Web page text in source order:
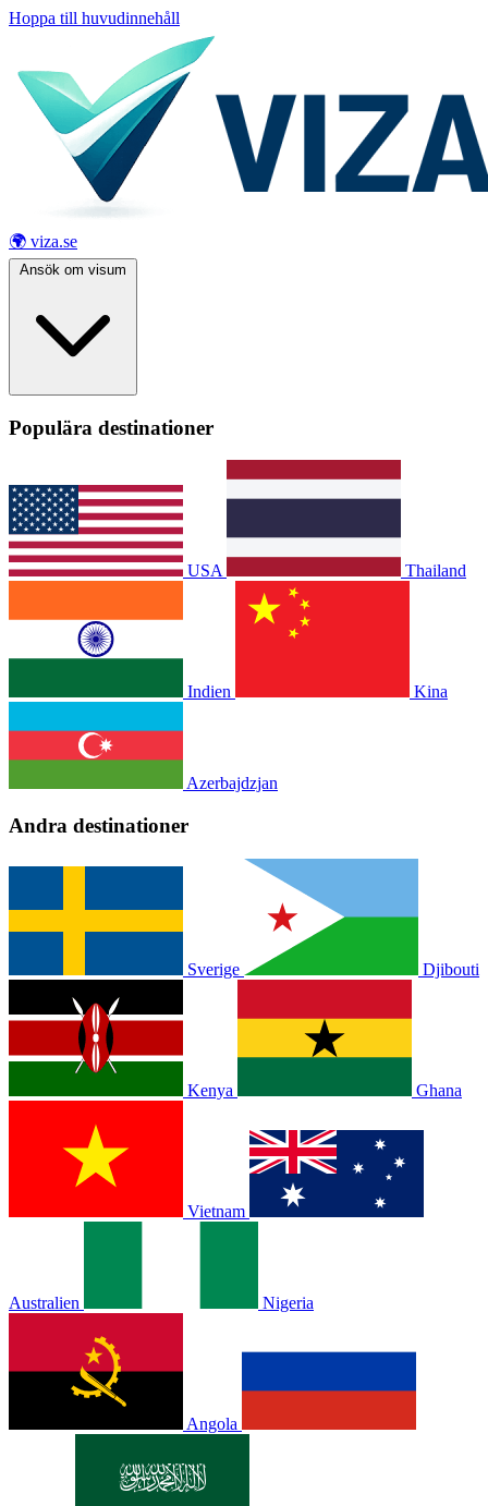
Hoppa till huvudinnehåll
🌍 viza.se
Ansök om visum
Populära destinationer
USA Thailand
Indien Kina
Azerbajdzjan
Andra destinationer
Sverige Djibouti
Kenya Ghana
Vietnam
Australien Nigeria
Angola